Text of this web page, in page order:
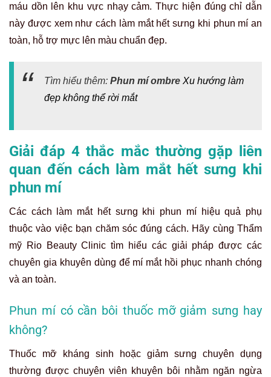
máu dồn lên khu vực nhạy cảm. Thực hiện đúng chỉ dẫn
này được xem như cách làm mắt hết sưng khi phun mí an
toàn, hỗ trợ mực lên màu chuẩn đẹp.
Tìm hiểu thêm: Phun mí ombre Xu hướng làm
đẹp không thể rời mắt
Giải đáp 4 thắc mắc thường gặp liên
quan đến cách làm mắt hết sưng khi
phun mí
Các cách làm mắt hết sưng khi phun mí hiệu quả phụ
thuộc vào việc bạn chăm sóc đúng cách. Hãy cùng Thẩm
mỹ Rio Beauty Clinic tìm hiểu các giải pháp được các
chuyên gia khuyên dùng để mí mắt hồi phục nhanh chóng
và an toàn.
Phun mí có cần bôi thuốc mỡ giảm sưng hay
không?
Thuốc mỡ kháng sinh hoặc giảm sưng chuyên dụng
thường được chuyên viên khuyên bôi nhằm ngăn ngừa